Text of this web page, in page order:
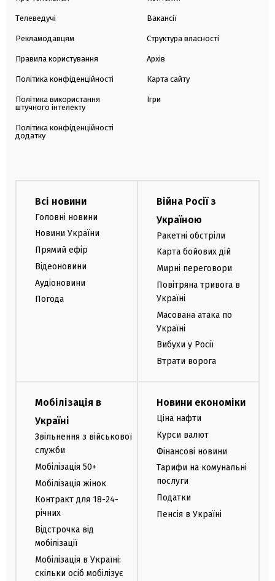
Телеведучі
Рекламодавцям
Правила користування
Політика конфіденційності
Політика використання
штучного інтелекту
Політика конфіденційності
додатку
Вакансії
Структура власності
Архів
Карта сайту
Ігри
Всі новини
Головні новини
Новини України
Прямий ефір
Відеоновини
Аудіоновини
Погода
Війна Росії з
Україною
Ракетні обстріли
Карта бойових дій
Мирні переговори
Повітряна тривога в
Україні
Масована атака по
Україні
Вибухи у Росії
Втрати ворога
Мобілізація в
Україні
Звільнення з військової
служби
Мобілізація 50+
Мобілізація жінок
Контракт для 18-24-
річних
Відстрочка від
мобілізації
Мобілізація в Україні:
скільки осіб мобілізує
Новини економіки
Ціна нафти
Курси валют
Фінансові новини
Тарифи на комунальні
послуги
Податки
Пенсія в Україні